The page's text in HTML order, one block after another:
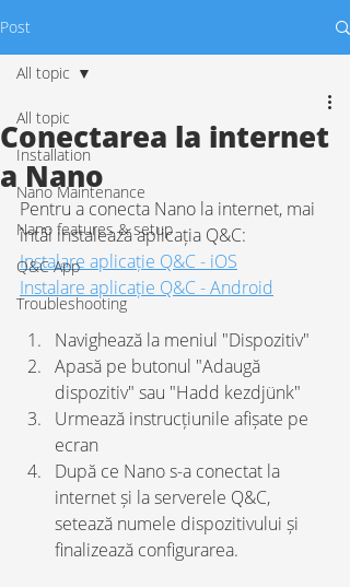
Post
All topic
Installation
Nano Maintenance
Nano features & setup
Q&C App
Troubleshooting
All topic
Conectarea la internet
a Nano
Pentru a conecta Nano la internet, mai
întâi instalează aplicația Q&C:
Instalare aplicație Q&C - iOS
Instalare aplicație Q&C - Android
Navighează la meniul "Dispozitiv"
Apasă pe butonul "Adaugă
dispozitiv" sau "Hadd kezdjünk"
Urmează instrucțiunile afișate pe
ecran
După ce Nano s-a conectat la
internet și la serverele Q&C,
setează numele dispozitivului și
finalizează configurarea.